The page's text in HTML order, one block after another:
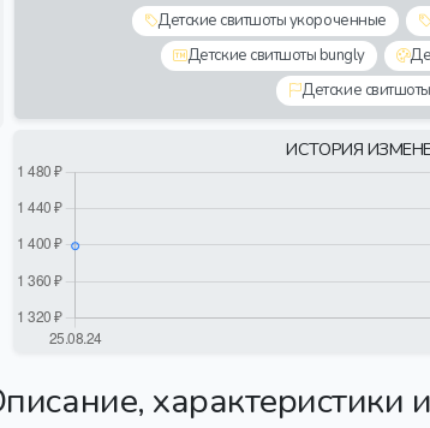
Детские свитшоты укороченные
Детские свитшоты bungly
Детские
ИСТОРИЯ
характеристики